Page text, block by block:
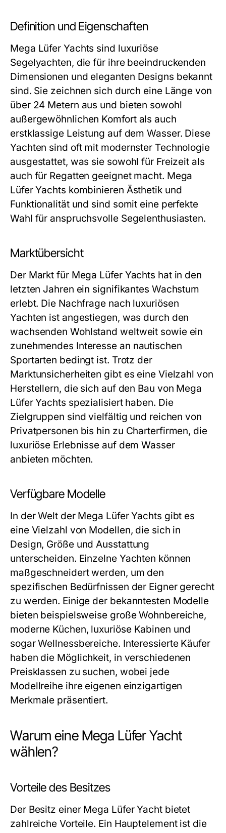
Definition und Eigenschaften
Mega Lüfer Yachts sind luxuriöse
Segelyachten, die für ihre beeindruckenden
Dimensionen und eleganten Designs bekannt
sind. Sie zeichnen sich durch eine Länge von
über 24 Metern aus und bieten sowohl
außergewöhnlichen Komfort als auch
erstklassige Leistung auf dem Wasser. Diese
Yachten sind oft mit modernster Technologie
ausgestattet, was sie sowohl für Freizeit als
auch für Regatten geeignet macht. Mega
Lüfer Yachts kombinieren Ästhetik und
Funktionalität und sind somit eine perfekte
Wahl für anspruchsvolle Segelenthusiasten.
Marktübersicht
Der Markt für Mega Lüfer Yachts hat in den
letzten Jahren ein signifikantes Wachstum
erlebt. Die Nachfrage nach luxuriösen
Yachten ist angestiegen, was durch den
wachsenden Wohlstand weltweit sowie ein
zunehmendes Interesse an nautischen
Sportarten bedingt ist. Trotz der
Marktunsicherheiten gibt es eine Vielzahl von
Herstellern, die sich auf den Bau von Mega
Lüfer Yachts spezialisiert haben. Die
Zielgruppen sind vielfältig und reichen von
Privatpersonen bis hin zu Charterfirmen, die
luxuriöse Erlebnisse auf dem Wasser
anbieten möchten.
Verfügbare Modelle
In der Welt der Mega Lüfer Yachts gibt es
eine Vielzahl von Modellen, die sich in
Design, Größe und Ausstattung
unterscheiden. Einzelne Yachten können
maßgeschneidert werden, um den
spezifischen Bedürfnissen der Eigner gerecht
zu werden. Einige der bekanntesten Modelle
bieten beispielsweise große Wohnbereiche,
moderne Küchen, luxuriöse Kabinen und
sogar Wellnessbereiche. Interessierte Käufer
haben die Möglichkeit, in verschiedenen
Preisklassen zu suchen, wobei jede
Modellreihe ihre eigenen einzigartigen
Merkmale präsentiert.
Warum eine Mega Lüfer Yacht
wählen?
Vorteile des Besitzes
Der Besitz einer Mega Lüfer Yacht bietet
zahlreiche Vorteile. Ein Hauptelement ist die